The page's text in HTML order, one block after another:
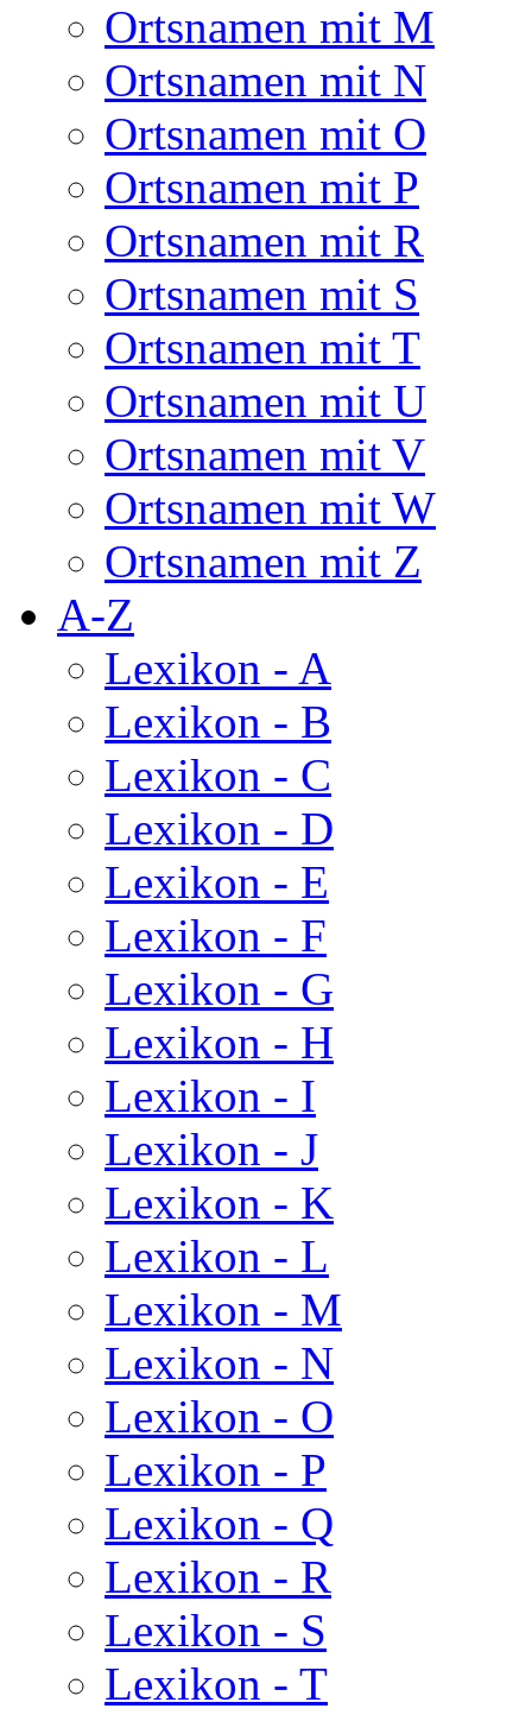
Ortsnamen mit M
Ortsnamen mit N
Ortsnamen mit O
Ortsnamen mit P
Ortsnamen mit R
Ortsnamen mit S
Ortsnamen mit T
Ortsnamen mit U
Ortsnamen mit V
Ortsnamen mit W
Ortsnamen mit Z
A-Z
Lexikon - A
Lexikon - B
Lexikon - C
Lexikon - D
Lexikon - E
Lexikon - F
Lexikon - G
Lexikon - H
Lexikon - I
Lexikon - J
Lexikon - K
Lexikon - L
Lexikon - M
Lexikon - N
Lexikon - O
Lexikon - P
Lexikon - Q
Lexikon - R
Lexikon - S
Lexikon - T